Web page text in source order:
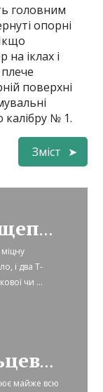
головним
опорні
іклах і
поверхні
№ 1.
Зміст
Кламер №2 (розщеплений, Т-подібний)
і два Т-
чи ...
Кламер №4 (кільцевий, одноплечовий)
майже всю